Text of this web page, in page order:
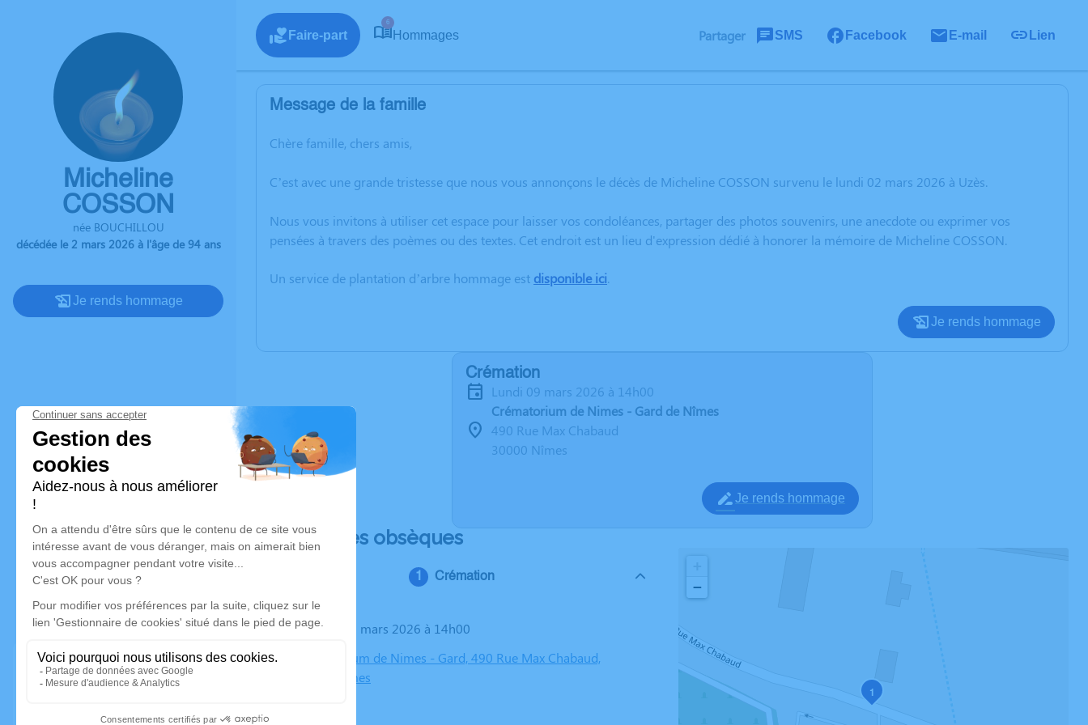
Micheline
COSSON
née BOUCHILLOU
décédée le 2 mars 2026 à l'âge de 94 ans
Je rends hommage
Faire-part
6
Hommages Partager SMS Facebook E-mail Lien
Message de la famille
Chère famille, chers amis,
C’est avec une grande tristesse que nous vous annonçons le décès de Micheline COSSON survenu le lundi 02 mars 2026 à Uzès.
Nous vous invitons à utiliser cet espace pour laisser vos condoléances, partager des photos souvenirs, une anecdote ou exprimer vos
pensées à travers des poèmes ou des textes. Cet endroit est un lieu d'expression dédié à honorer la mémoire de Micheline COSSON.
Un service de plantation d’arbre hommage est disponible ici.
Je rends hommage
Crémation
lundi 09 mars 2026 à 14h00
Crématorium de Nimes - Gard de Nîmes
490 Rue Max Chabaud
30000 Nîmes
Je rends hommage
Déroulé des obsèques
Crémation
Le lundi 09 mars 2026 à 14h00
Crématorium de Nimes - Gard, 490 Rue Max Chabaud,
30000 Nîmes
1
−